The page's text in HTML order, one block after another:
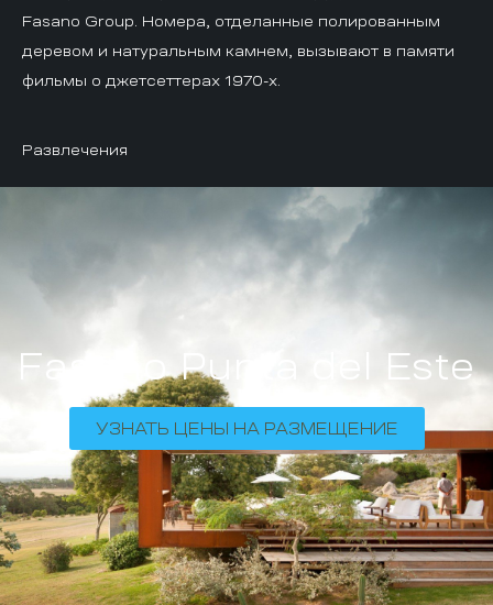
Fasano Group. Номера, отделанные полированным
деревом и натуральным камнем, вызывают в памяти
фильмы о джетсеттерах 1970-х.
Развлечения
Fasano Punta del Este
УЗНАТЬ ЦЕНЫ НА РАЗМЕЩЕНИЕ